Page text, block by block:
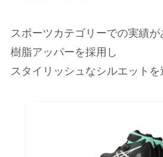
スポーツカテゴリーでの実績
樹脂アッパーを採用し
スタイリッシュなシルエットを